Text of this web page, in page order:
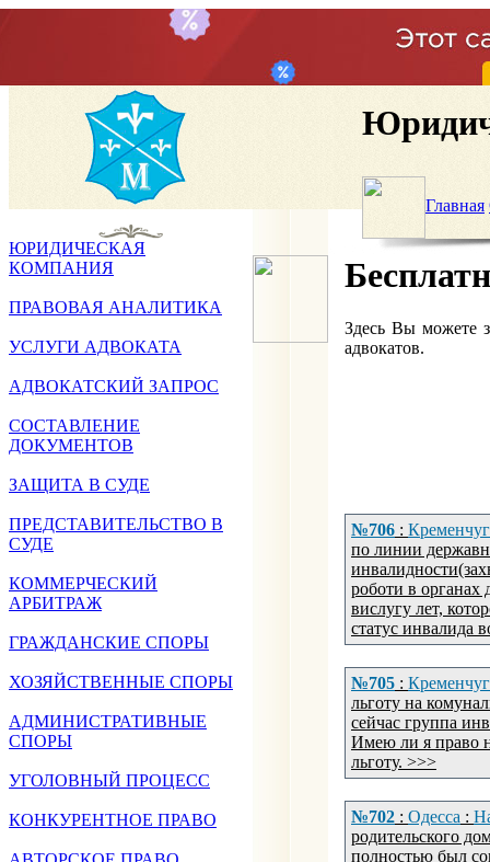
Главная
ЮРИДИЧЕСКАЯ
КОМПАНИЯ
ПРАВОВАЯ АНАЛИТИКА
УСЛУГИ АДВОКАТА
АДВОКАТСКИЙ ЗАПРОС
СОСТАВЛЕНИЕ
ДОКУМЕНТОВ
ЗАЩИТА В СУДЕ
ПРЕДСТАВИТЕЛЬСТВО В
СУДЕ
КОММЕРЧЕСКИЙ
АРБИТРАЖ
ГРАЖДАНСКИЕ СПОРЫ
ХОЗЯЙСТВЕННЫЕ СПОРЫ
АДМИНИСТРАТИВНЫЕ
СПОРЫ
УГОЛОВНЫЙ ПРОЦЕСС
КОНКУРЕНТНОЕ ПРАВО
Здесь Вы можете
адвокатов.
№706 : Кременчуг
по линии
роботи в органах
вислугу лет,
статус инвалида
№705 : Кременчуг
льготу на
сейчас группа
Имею ли я право
льготу. >>>
№702 : Одесса :
родительского
полностью был